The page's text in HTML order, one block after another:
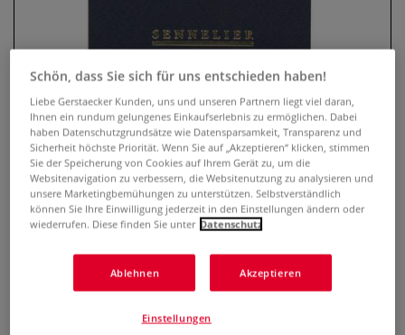
SENNELIER Grand Voyageur
Reise-Skizzenblock
0 Bewertungen
Die SENNELIER Grand Voyageur Reise-Skizzenbücher sind
für kreative Ideen unterwegs!
Schön, dass Sie sich für uns entschieden haben!
Liebe Gerstaecker Kunden, uns und unseren Partnern liegt viel daran,
Ihnen ein rundum gelungenes Einkaufserlebnis zu ermöglichen. Dabei
haben Datenschutzgrundsätze wie Datensparsamkeit, Transparenz und
Sicherheit höchste Priorität. Wenn Sie auf „Akzeptieren“ klicken, stimmen
Sie der Speicherung von Cookies auf Ihrem Gerät zu, um die
Websitenavigation zu verbessern, die Websitenutzung zu analysieren und
unsere Marketingbemühungen zu unterstützen. Selbstverständlich
können Sie Ihre Einwilligung jederzeit in den Einstellungen ändern oder
wiederrufen. Diese finden Sie unter Datenschutz
Ablehnen Akzeptieren
Einstellungen